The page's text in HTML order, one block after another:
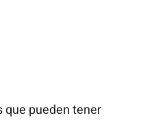
que pueden tener